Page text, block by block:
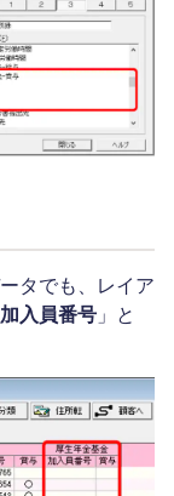
タでも、レイア
加入員番号 」と